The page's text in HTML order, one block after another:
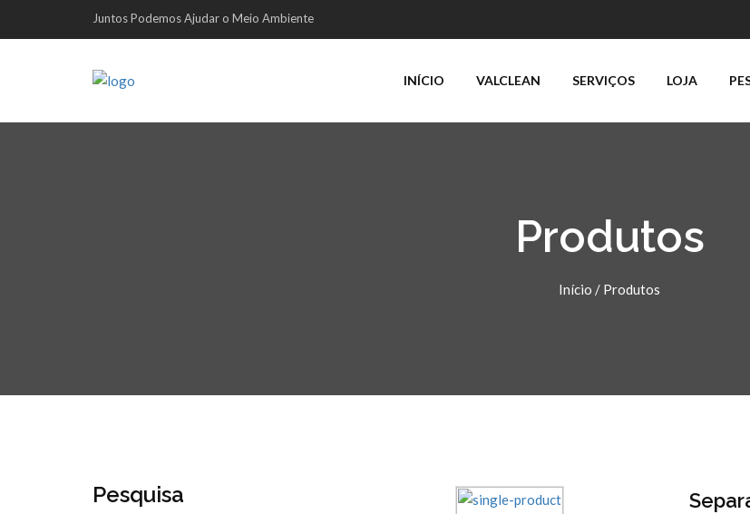
Juntos Podemos Ajudar o Meio Ambiente
INÍCIO VALCLEAN SERVIÇOS LOJA
Produtos
Início / Produtos
Pesquisa